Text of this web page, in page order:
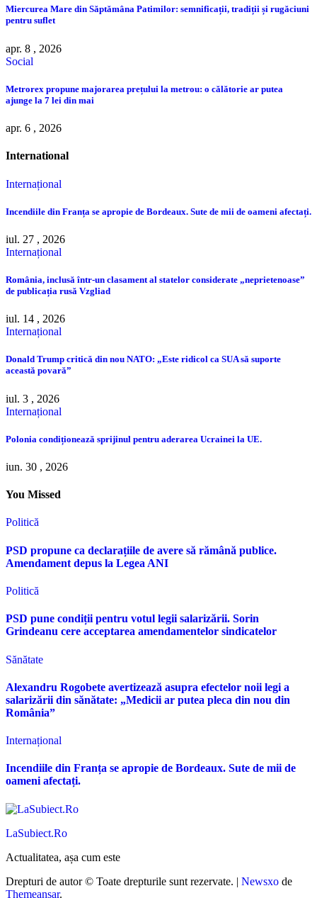
Miercurea Mare din Săptămâna Patimilor: semnificații, tradiții și rugăciuni
pentru suflet
apr. 8 , 2026
Social
Metrorex propune majorarea prețului la metrou: o călătorie ar putea
ajunge la 7 lei din mai
apr. 6 , 2026
International
Internațional
Incendiile din Franța se apropie de Bordeaux. Sute de mii de oameni afectați.
iul. 27 , 2026
Internațional
România, inclusă într-un clasament al statelor considerate „neprietenoase”
de publicația rusă Vzgliad
iul. 14 , 2026
Internațional
Donald Trump critică din nou NATO: „Este ridicol ca SUA să suporte
această povară”
iul. 3 , 2026
Internațional
Polonia condiționează sprijinul pentru aderarea Ucrainei la UE.
iun. 30 , 2026
You Missed
Politică
PSD propune ca declarațiile de avere să rămână publice.
Amendament depus la Legea ANI
Politică
PSD pune condiții pentru votul legii salarizării. Sorin
Grindeanu cere acceptarea amendamentelor sindicatelor
Sănătate
Alexandru Rogobete avertizează asupra efectelor noii legi a
salarizării din sănătate: „Medicii ar putea pleca din nou din
România”
Internațional
Incendiile din Franța se apropie de Bordeaux. Sute de mii de
oameni afectați.
LaSubiect.Ro
Actualitatea, așa cum este
Drepturi de autor © Toate drepturile sunt rezervate. | Newsxo de
Themeansar.